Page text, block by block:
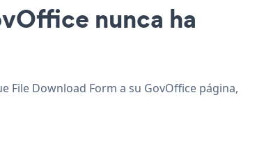
nunca ha
File Download Form a su GovOffice página,